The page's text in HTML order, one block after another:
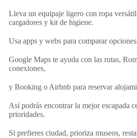
Lleva un equipaje ligero con ropa
cargadores y kit de higiene.
Usa apps y webs para comparar
Google Maps te ayuda con las rutas,
conexiones,
y Booking o Airbnb para reservar
Así podrás encontrar la mejor escapada
prioridades.
Si prefieres ciudad, prioriza museos,